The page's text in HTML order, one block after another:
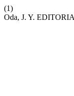
(1)
Oda, J. Y.